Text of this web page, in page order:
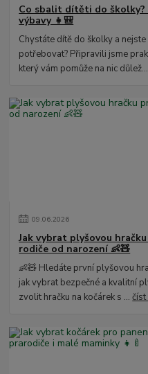
Co sbalit dítěti do školky?
výbavy 👧🎒
Chystáte dítě do školky a
potřebovat? Připravili jsme
který vám pomůže na nic
09.06.2026
Jak vybrat plyšovou
rodiče od narození 👶🧸
👶🧸 Hledáte první plyšovou
jak vybrat bezpečné a kvalitní
zvolit hračku na kočárek s ...číst